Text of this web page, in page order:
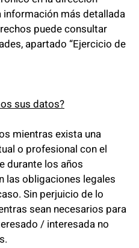
información más detallada
puede consultar
apartado “Ejercicio de
sus datos?
mientras exista una
o profesional con el
durante los años
las obligaciones legales
Sin perjuicio de lo
sean necesarios para
/ interesada no